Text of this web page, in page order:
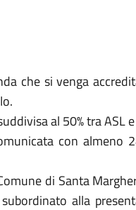
che si venga
al 50% tra ASL
con almeno
di Santa
alla